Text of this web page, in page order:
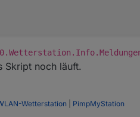
Skript noch läuft.
Wetterstation PimpMyStation